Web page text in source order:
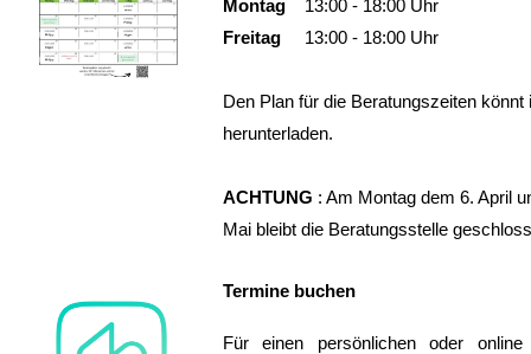
Montag
13:00 - 18:00 Uhr
Freitag 13:00 - 18:00 Uhr
Den Plan für die Beratungszeiten
herunterladen.
ACHTUNG : Am Montag dem 6. April
Mai bleibt die Beratungsstelle
Termine buchen
Für einen persönlichen oder online